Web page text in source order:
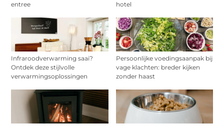
entree
hotel
Infraroodverwarming saai?
Ontdek deze stijlvolle
verwarmingsoplossingen
Persoonlijke voedingsaanpak bij
vage klachten: breder kijken
zonder haast